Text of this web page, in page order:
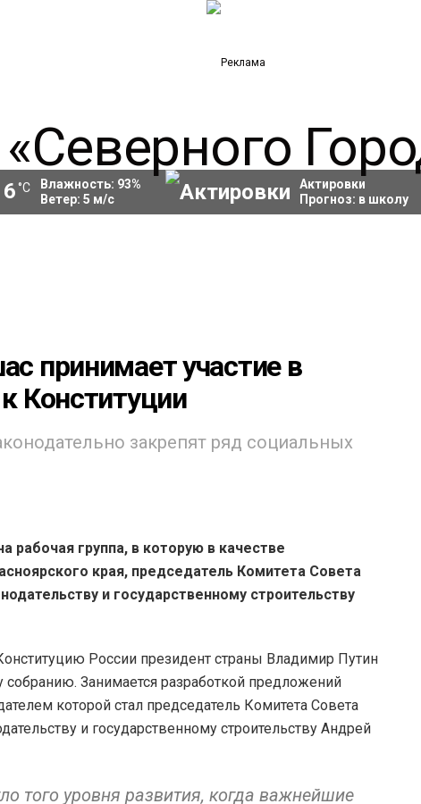
°C Влажность: 93%
Ветер: 5 м/с
Актировки
Прогноз: в школу
принимает участие в
Конституции
закрепят ряд социальных
рабочая группа, в которую в качестве
края, председатель Комитета Совета
и государственному строительству
России президент страны Владимир Путин
Занимается разработкой предложений
которой стал председатель Комитета Совета
и государственному строительству Андрей
того уровня развития, когда важнейшие